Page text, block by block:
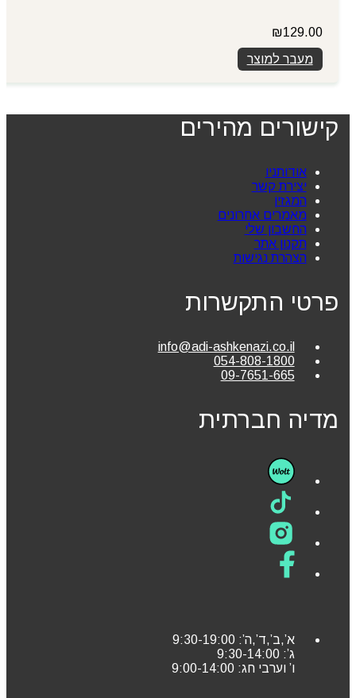
₪129.00
מעבר למוצר
קישורים מהירים
אודותניו
יצירת קשר
המגזין
מאמרים אחרונים
החשבון שלי
תקנון אתר
הצהרת נגישות
פרטי התקשרות
info@adi-ashkenazi.co.il
054-808-1800
09-7651-665
מדיה חברתית
א’,ב’,ד’,ה’: 9:30-19:00
ג’: 9:30-14:00
ו’ וערבי חג: 9:00-14:00